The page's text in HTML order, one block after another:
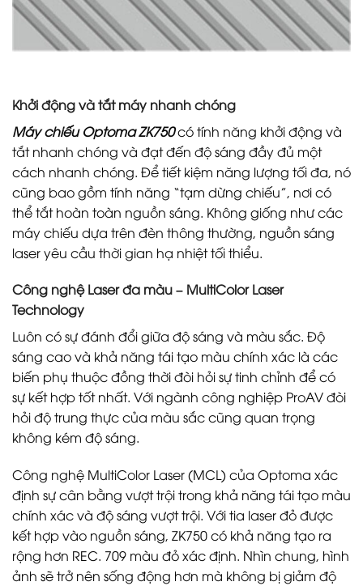
Khởi động và tắt máy nhanh chóng
Máy chiếu Optoma ZK750có tính năng khởi động và
tắt nhanh chóng và đạt đến độ sáng đầy đủ một
cách nhanh chóng. Để tiết kiệm năng lượng tối đa, nó
cũng bao gồm tính năng “tạm dừng chiếu”, nơi có
thể tắt hoàn toàn nguồn sáng. Không giống như các
máy chiếu dựa trên đèn thông thường, nguồn sáng
laser yêu cầu thời gian hạ nhiệt tối thiểu.
Công nghệ Laser đa màu – MultiColor Laser
Technology
Luôn có sự đánh đổi giữa độ sáng và màu sắc. Độ
sáng cao và khả năng tái tạo màu chính xác là các
biến phụ thuộc đồng thời đòi hỏi sự tinh chỉnh để có
sự kết hợp tốt nhất. Với ngành công nghiệp ProAV đòi
hỏi độ trung thực của màu sắc cũng quan trọng
không kém độ sáng.
Công nghệ MultiColor Laser (MCL) của Optoma xác
định sự cân bằng vượt trội trong khả năng tái tạo màu
chính xác và độ sáng vượt trội. Với tia laser đỏ được
kết hợp vào nguồn sáng, ZK750 có khả năng tạo ra
rộng hơn REC. 709 màu đỏ xác định. Nhìn chung, hình
ảnh sẽ trở nên sống động hơn mà không bị giảm độ